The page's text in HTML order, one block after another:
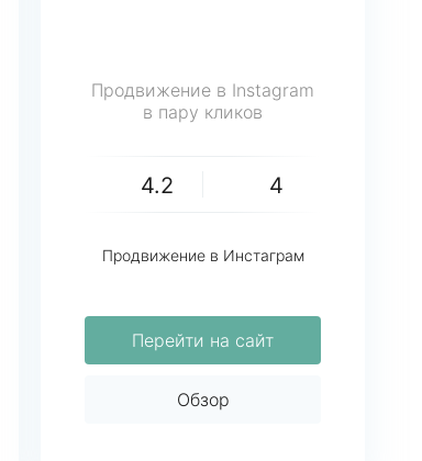
Продвижение в Instagram
в пару кликов
4.2 4
Продвижение в Инстаграм
Перейти на сайт
Обзор